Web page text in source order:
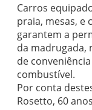
Carros
praia, mesas, e
garantem a
da madrugada,
de
combustível.
Por conta
Rosetto, 60